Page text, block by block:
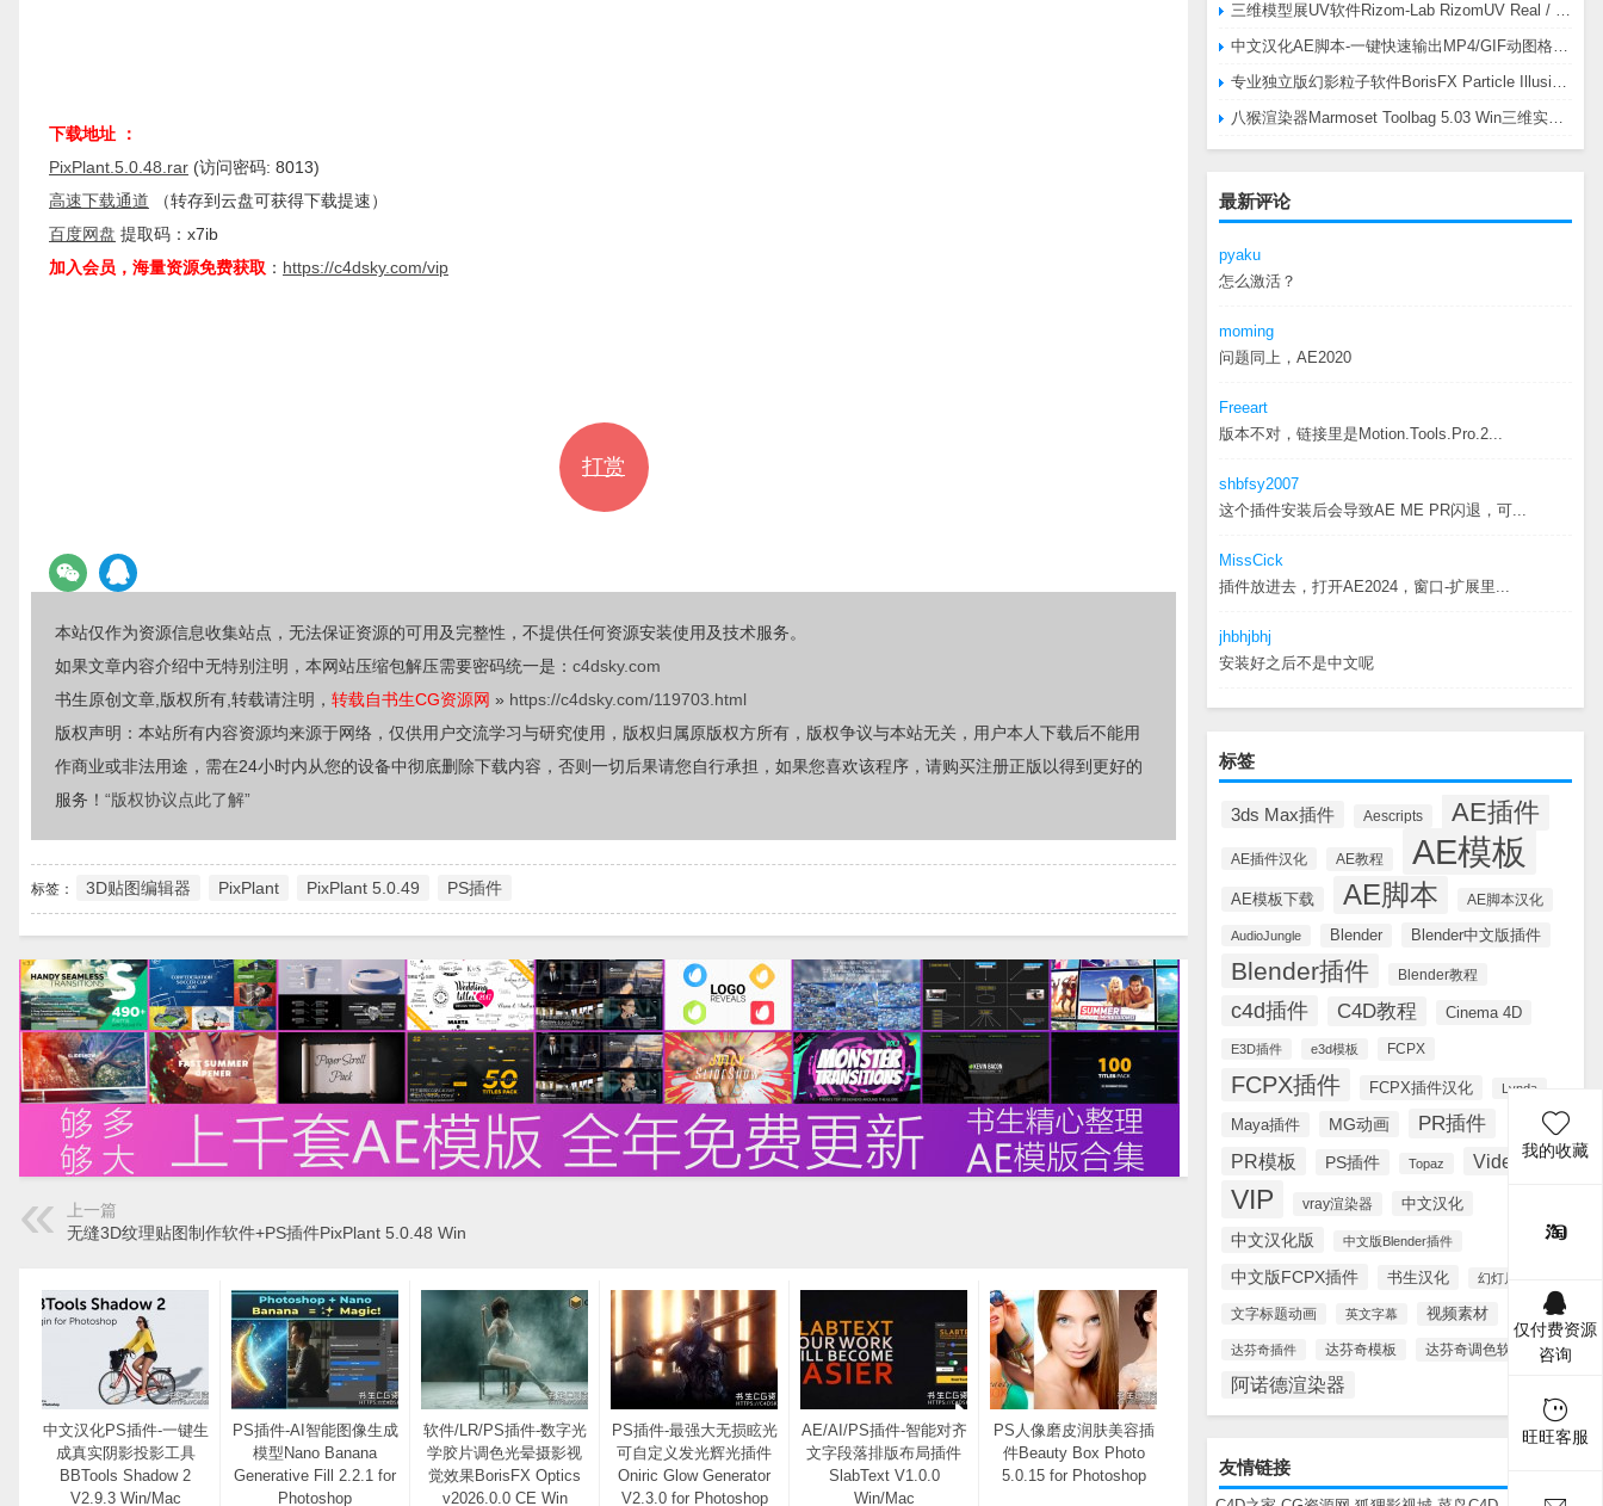
最新评论
pyaku
怎么激活？
moming
问题同上，AE2020
Freeart
版本不对，链接里是Motion.Tools.Pro.2...
shbfsy2007
这个插件安装后会导致AE ME PR闪退，可...
MissCick
插件放进去，打开AE2024，窗口-扩展里...
jhbhjbhj
安装好之后不是中文呢
标签
3ds Max插件 Aescripts AE插件
AE插件汉化 AE教程 AE模板
AE模板下载 AE脚本 AE脚本汉化
AudioJungle Blender Blender中文版插件
Blender插件 Blender教程
c4d插件 C4D教程 Cinema 4D
E3D插件 e3d模板 FCPX
FCPX插件 FCPX插件汉化 Lynda
Maya插件 MG动画 PR插件
PR模板 PS插件 Topaz Videohive
VIP vray渲染器 中文汉化
中文汉化版 中文版Blender插件
中文版FCPX插件 书生汉化 幻灯片模板
文字标题动画 英文字幕 视频素材
达芬奇插件 达芬奇模板 达芬奇调色软件
阿诺德渲染器
友情链接
下载地址 ：
PixPlant.5.0.48.rar (访问密码: 8013)
高速下载通道 （转存到云盘可获得下载提速）
百度网盘 提取码：x7ib
加入会员，海量资源免费获取 ： https://c4dsky.com/vip
打赏
本站仅作为资源信息收集站点，无法保证资源的可用及完整性，不提供任何资源安装使用及技术服务。
如果文章内容介绍中无特别注明，本网站压缩包解压需要密码统一是： c4dsky.com
书生原创文章,版权所有,转载请注明， 转载自书生CG资源网 » https://c4dsky.com/119703.html
版权声明：本站所有内容资源均来源于网络，仅供用户交流学习与研究使用，版权归属原版权方所有，版权争议与本站无关，用户本人下载后不能用
作商业或非法用途，需在24小时内从您的设备中彻底删除下载内容，否则一切后果请您自行承担，如果您喜欢该程序，请购买注册正版以得到更好的
服务！ “版权协议点此了解”
标签： 3D贴图编辑器 PixPlant PixPlant 5.0.49 PS插件
上一篇
无缝3D纹理贴图制作软件+PS插件PixPlant 5.0.48 Win
中文汉化PS插件-一键生
成真实阴影投影工具
BBTools Shadow 2
V2.9.3 Win/Mac
PS插件-AI智能图像生成
模型Nano Banana
Generative Fill 2.2.1 for
Photoshop
软件/LR/PS插件-数字光
学胶片调色光晕摄影视
觉效果BorisFX Optics
v2026.0.0 CE Win
PS插件-最强大无损眩光
可自定义发光辉光插件
Oniric Glow Generator
V2.3.0 for Photoshop
AE/AI/PS插件-智能对齐
文字段落排版布局插件
SlabText V1.0.0
Win/Mac
PS人像磨皮润肤美容插
件Beauty Box Photo
5.0.15 for Photoshop
我的收藏
仅付费资源
咨询
旺旺客服